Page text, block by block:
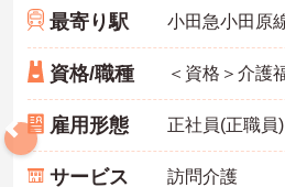
最寄り駅
資格/職種
雇用形態 正社員(正職員)
サービス 訪問介護